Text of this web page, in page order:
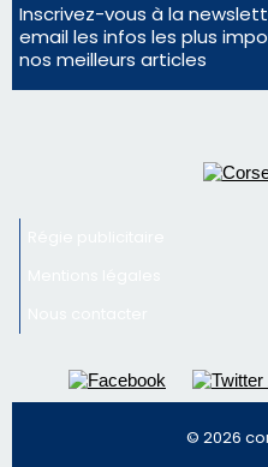
Inscrivez-vous à la
email les infos les plus
nos meilleurs articles
© 2026